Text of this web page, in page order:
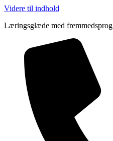
Videre til indhold
Læringsglæde med fremmedsprog